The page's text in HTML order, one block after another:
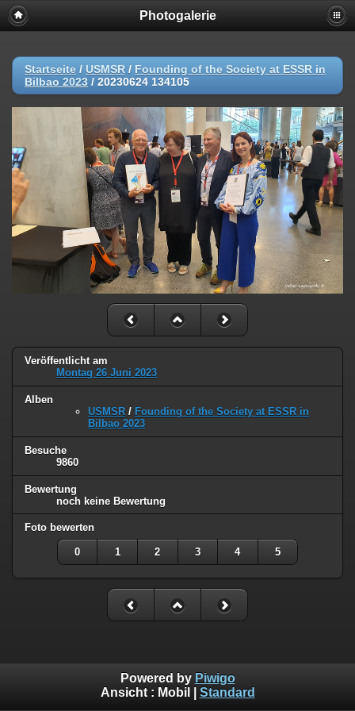
Photogalerie
Startseite / USMSR / Founding of the Society at ESSR in
Bilbao 2023 / 20230624 134105
Veröffentlicht am
Montag 26 Juni 2023
Alben
USMSR / Founding of the Society at ESSR in
Bilbao 2023
Besuche
9860
Bewertung
noch keine Bewertung
Foto bewerten
0 1 2 3 4 5
Powered by Piwigo
Ansicht : Mobil Standard